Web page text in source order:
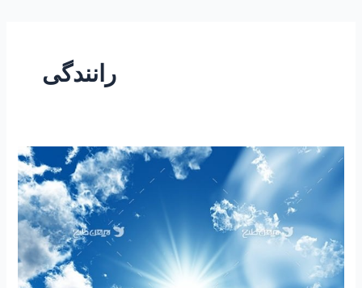
رانندگی
۱۵۲
-ساعتی
تفکر
“مچگیری
مثبت”